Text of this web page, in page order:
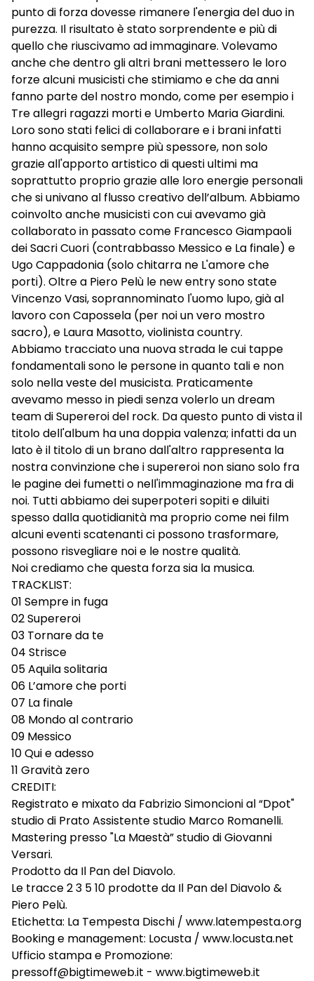
punto di forza dovesse rimanere l'energia del duo in
purezza. Il risultato è stato sorprendente e più di
quello che riuscivamo ad immaginare. Volevamo
anche che dentro gli altri brani mettessero le loro
forze alcuni musicisti che stimiamo e che da anni
fanno parte del nostro mondo, come per esempio i
Tre allegri ragazzi morti e Umberto Maria Giardini.
Loro sono stati felici di collaborare e i brani infatti
hanno acquisito sempre più spessore, non solo
grazie all'apporto artistico di questi ultimi ma
soprattutto proprio grazie alle loro energie personali
che si univano al flusso creativo dell’album. Abbiamo
coinvolto anche musicisti con cui avevamo già
collaborato in passato come Francesco Giampaoli
dei Sacri Cuori (contrabbasso Messico e La finale) e
Ugo Cappadonia (solo chitarra ne L'amore che
porti). Oltre a Piero Pelù le new entry sono state
Vincenzo Vasi, soprannominato l'uomo lupo, già al
lavoro con Capossela (per noi un vero mostro
sacro), e Laura Masotto, violinista country.
Abbiamo tracciato una nuova strada le cui tappe
fondamentali sono le persone in quanto tali e non
solo nella veste del musicista. Praticamente
avevamo messo in piedi senza volerlo un dream
team di Supereroi del rock. Da questo punto di vista il
titolo dell'album ha una doppia valenza; infatti da un
lato è il titolo di un brano dall'altro rappresenta la
nostra convinzione che i supereroi non siano solo fra
le pagine dei fumetti o nell'immaginazione ma fra di
noi. Tutti abbiamo dei superpoteri sopiti e diluiti
spesso dalla quotidianità ma proprio come nei film
alcuni eventi scatenanti ci possono trasformare,
possono risvegliare noi e le nostre qualità.
Noi crediamo che questa forza sia la musica.
TRACKLIST:
01 Sempre in fuga
02 Supereroi
03 Tornare da te
04 Strisce
05 Aquila solitaria
06 L’amore che porti
07 La finale
08 Mondo al contrario
09 Messico
10 Qui e adesso
11 Gravità zero
CREDITI:
Registrato e mixato da Fabrizio Simoncioni al “Dpot"
studio di Prato Assistente studio Marco Romanelli.
Mastering presso "La Maestà” studio di Giovanni
Versari.
Prodotto da Il Pan del Diavolo.
Le tracce 2 3 5 10 prodotte da Il Pan del Diavolo &
Piero Pelù.
Etichetta: La Tempesta Dischi / www.latempesta.org
Booking e management: Locusta / www.locusta.net
Ufficio stampa e Promozione:
pressoff@bigtimeweb.it - www.bigtimeweb.it